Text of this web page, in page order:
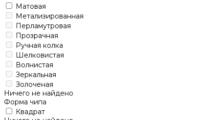
Матовая
Метализированная
Перламутровая
Прозрачная
Ручная колка
Шелковистая
Волнистая
Зеркальная
Золоченая
Ничего не найдено
Форма чипа
Квадрат